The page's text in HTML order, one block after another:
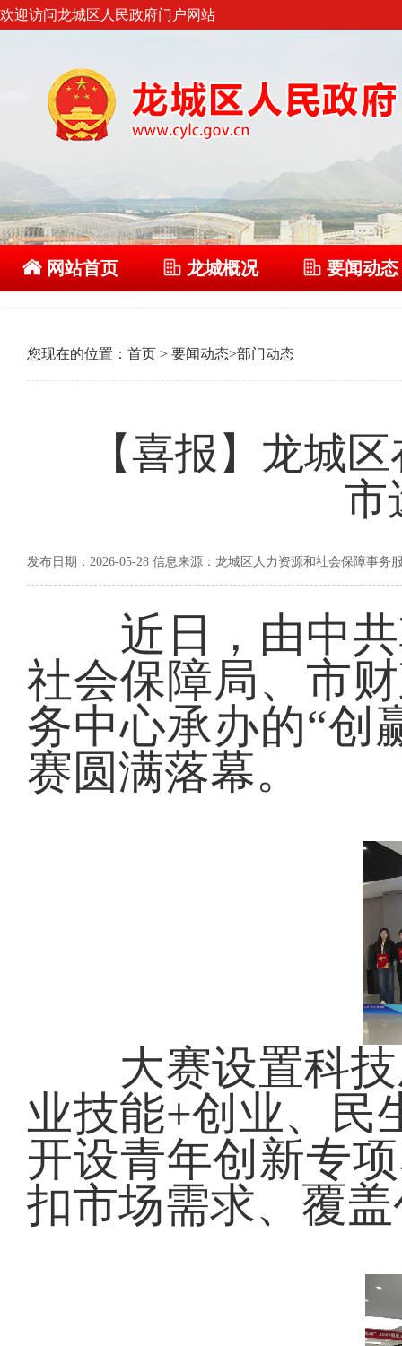
欢迎访问龙城区人民政府门户网站
网站首页 龙城概况 要闻动态
您现在的位置： 首页 > 要闻动态>部门动态
【喜报】龙城
市
发布日期：2026-05-28 信息来源：龙城区人力资源和社会保障事务
近日，由中共
社会保障局、市
务中心承办的“创
赛圆满落幕。
大赛设置科技
业技能+创业、民
开设青年创新专
扣市场需求、覆